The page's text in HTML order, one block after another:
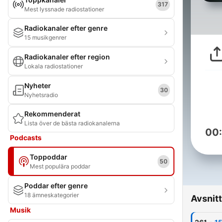
Mest lyssnade radiostationer
317
Radiokanaler efter genre
15 musikgenrer
Radiokanaler efter region
Lokala radiostationer
Nyheter
Nyhetsradio
30
Rekommenderat
Lista över de bästa radiokanalerna
Podcasts
Toppoddar
Mest populära poddar
50
Poddar efter genre
18 ämneskategorier
Musik
Avsnitt